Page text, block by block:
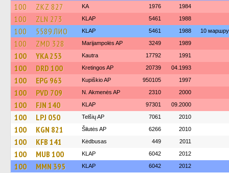
100 ZKZ 827 KA 1976 1984
100 ZLN 273 KLAP 5461 1988
100 5589 ЛИО KLAP 5461 1988 10
100 ZMD 328 Marijampolės AP 3249 1989
100 YKA 253 Kautra 17792 1991
100 DRD 100 Kretingos AP 20739 04.1993
100 EPG 963 Kupiškio AP 950105 1997
100 PVD 709 N. Akmenės AP 2310 2000
100 FJN 140 KLAP 97301 09.2000
100 LPJ 050 Telšių AP 7061 2010
100 KGN 821 Šilutės AP 6266 2010
100 KFB 141 Kėdbusas 449 2011
100 MUB 100 KLAP 6042 2012
100 MMN 395 KLAP 6042 2012